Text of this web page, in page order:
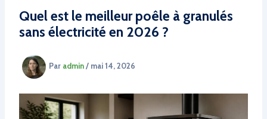
Quel est le meilleur poêle à granulés
sans électricité en 2026 ?
Par admin/ mai 14, 2026